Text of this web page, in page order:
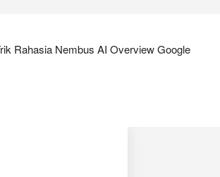
Rahasia Nembus AI Overview Google